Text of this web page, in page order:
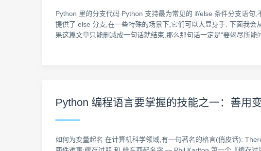
Python 里的分支代码 Python 支持最为常见的 if/else 条件分支语
提供了 else 分支,在一些特殊的场景下,它们可以大显身手. 下面我
果这篇文章只能删减成一句话就结束,那么那句话一定是“要竭尽所能
Python 编程语言要掌握的技能之一：善用
如何为变量起名 在计算机科学领域,有一句著名的格言(俏皮话):